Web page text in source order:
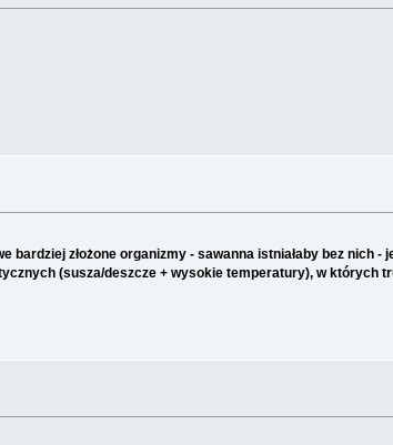
bardziej złożone organizmy - sawanna istniałaby bez
(susza/deszcze + wysokie temperatury), w których